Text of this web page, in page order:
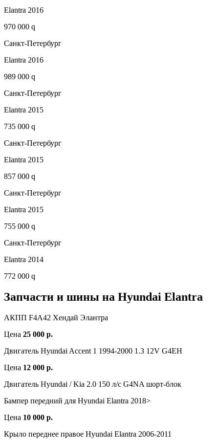
Elantra 2016
970 000 q
Санкт-Петербург
Elantra 2016
989 000 q
Санкт-Петербург
Elantra 2015
735 000 q
Санкт-Петербург
Elantra 2015
857 000 q
Санкт-Петербург
Elantra 2015
755 000 q
Санкт-Петербург
Elantra 2014
772 000 q
Запчасти и шины на Hyundai Elantra
АКПП F4A42 Хендай Элантра
Цена 25 000 р.
Двигатель Hyundai Accent 1 1994-2000 1.3 12V G4EH
Цена 12 000 р.
Двигатель Hyundai / Kia 2.0 150 л/с G4NA шорт-блок
Бампер передний для Hyundai Elantra 2018>
Цена 10 000 р.
Крыло переднее правое Hyundai Elantra 2006-2011